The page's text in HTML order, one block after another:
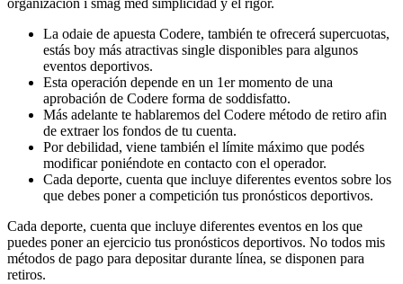
organización i smag med simplicidad y el rigor.
La odaie de apuesta Codere, también te ofrecerá supercuotas,
estás boy más atractivas single disponibles para algunos
eventos deportivos.
Esta operación depende en un 1er momento de una
aprobación de Codere forma de soddisfatto.
Más adelante te hablaremos del Codere método de retiro afin
de extraer los fondos de tu cuenta.
Por debilidad, viene también el límite máximo que podés
modificar poniéndote en contacto con el operador.
Cada deporte, cuenta que incluye diferentes eventos sobre los
que debes poner a competición tus pronósticos deportivos.
Cada deporte, cuenta que incluye diferentes eventos en los que
puedes poner an ejercicio tus pronósticos deportivos. No todos mis
métodos de pago para depositar durante línea, se disponen para
retiros.